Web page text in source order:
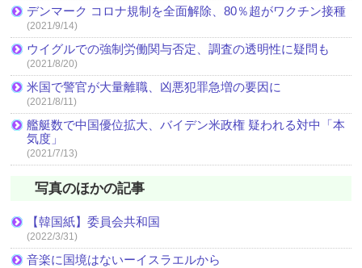
デンマーク コロナ規制を全面解除、80％超がワクチン接種
(2021/9/14)
ウイグルでの強制労働関与否定、調査の透明性に疑問も
(2021/8/20)
米国で警官が大量離職、凶悪犯罪急増の要因に
(2021/8/11)
艦艇数で中国優位拡大、バイデン米政権 疑われる対中「本
気度」
(2021/7/13)
写真のほかの記事
【韓国紙】委員会共和国
(2022/3/31)
音楽に国境はないーイスラエルから